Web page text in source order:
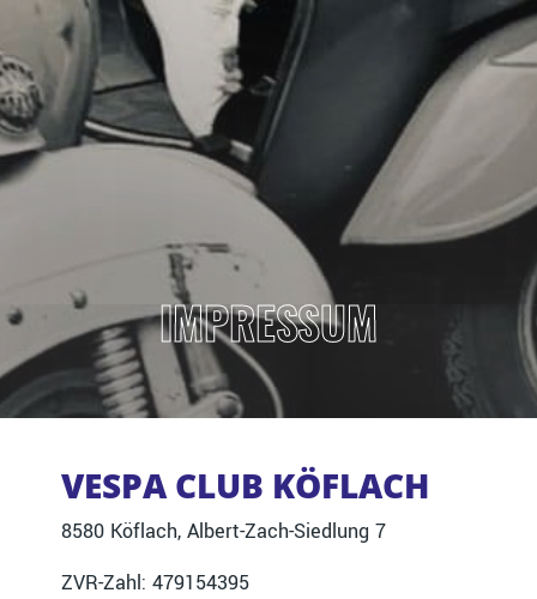
IMPRESSUM
VESPA CLUB KÖFLACH
8580 Köflach, Albert-Zach-Siedlung 7
ZVR-Zahl: 479154395